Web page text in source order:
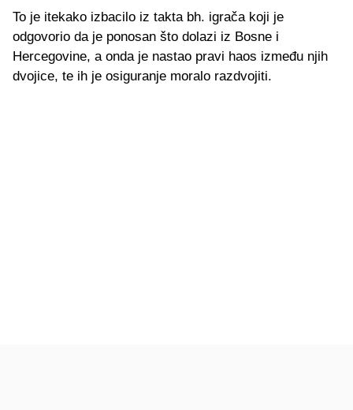
To je itekako izbacilo iz takta bh. igrača koji je
odgovorio da je ponosan što dolazi iz Bosne i
Hercegovine, a onda je nastao pravi haos između njih
dvojice, te ih je osiguranje moralo razdvojiti.